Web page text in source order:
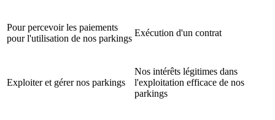
Pour percevoir les paiements
pour l'utilisation de nos parkings
Exécution d'un contrat
Exploiter et gérer nos parkings
Nos intérêts légitimes dans
l'exploitation efficace de nos
parkings